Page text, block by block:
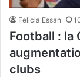
Felicia Essan
Football : la
clubs